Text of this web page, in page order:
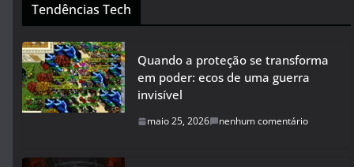
Tendências Tech
Quando a proteção se transforma
em poder: ecos de uma guerra
invisível
maio 25, 2026 nenhum comentário